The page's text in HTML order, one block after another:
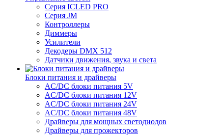
Серия ICLED PRO
Серия JM
Контроллеры
Диммеры
Усилители
Декодеры DMX 512
Датчики движения, звука и света
Блоки питания и драйверы
AC/DC блоки питания 5V
AC/DC блоки питания 12V
AC/DC блоки питания 24V
AC/DC блоки питания 48V
Драйверы для мощных светодиодов
Драйверы для прожекторов